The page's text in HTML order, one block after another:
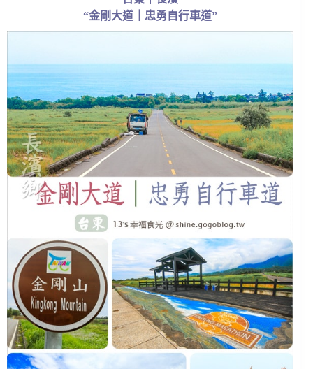
“金剛大道｜忠勇自行車道”